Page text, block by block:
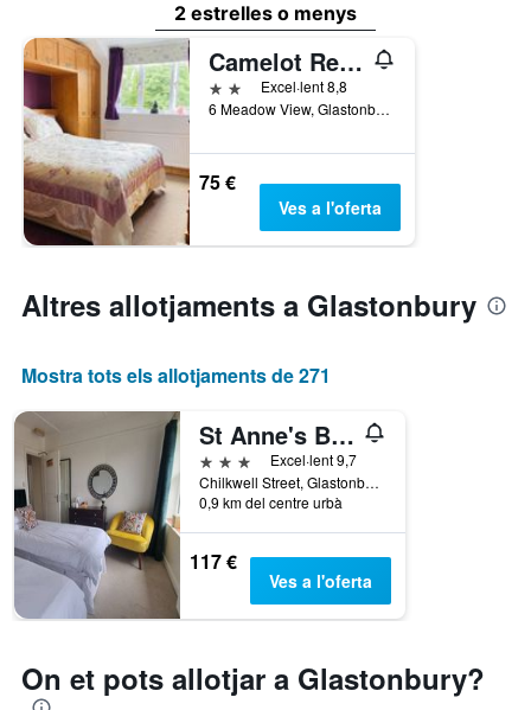
2 estrelles o menys
Camelot Retreat
2 estrellesExcel·lent 8,8
6 Meadow View, Glastonbury, Regne Unit
75 €
Ves a l'oferta
Altres allotjaments a Glastonbury
Mostra tots els allotjaments de 271
St Anne's B&B
3 estrellesExcel·lent 9,7
Chilkwell Street, Glastonbury, Regne Unit
0,9 km del centre urbà
117 €
Ves a l'oferta
On et pots allotjar a Glastonbury?